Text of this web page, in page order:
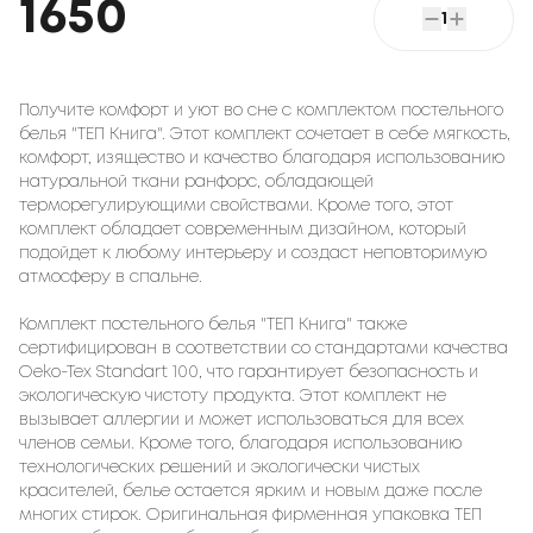
1650 1
Получите комфорт и уют во сне с комплектом постельного
белья "ТЕП Книга". Этот комплект сочетает в себе мягкость,
комфорт, изящество и качество благодаря использованию
натуральной ткани ранфорс, обладающей
терморегулирующими свойствами. Кроме того, этот
комплект обладает современным дизайном, который
подойдет к любому интерьеру и создаст неповторимую
атмосферу в спальне.
Комплект постельного белья "ТЕП Книга" также
сертифицирован в соответствии со стандартами качества
Oeko-Tex Standart 100, что гарантирует безопасность и
экологическую чистоту продукта. Этот комплект не
вызывает аллергии и может использоваться для всех
членов семьи. Кроме того, благодаря использованию
технологических решений и экологически чистых
красителей, белье остается ярким и новым даже после
многих стирок. Оригинальная фирменная упаковка ТЕП